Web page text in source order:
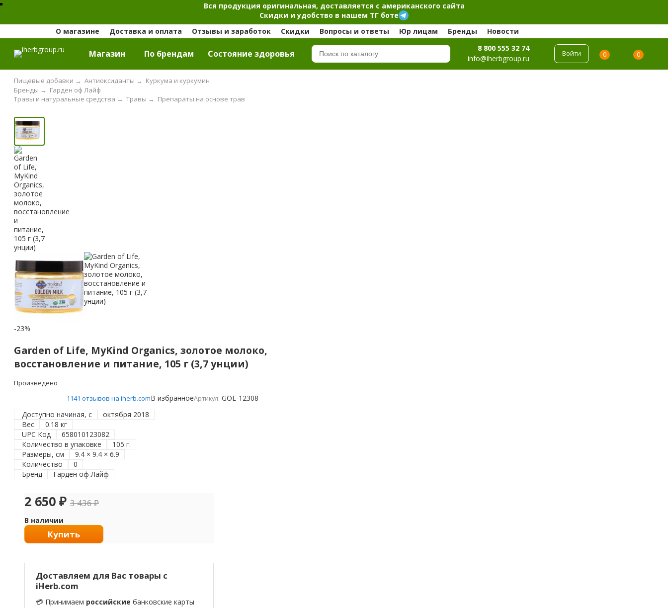
Вся продукция оригинальная, доставляется с американского сайта
Скидки и удобство в нашем ТГ боте
О магазине
Доставка и оплата Отзывы и заработок Скидки Вопросы и ответы Юр лицам Бренды Новости
Магазин По брендам Cостояние здоровья
8 800 555 32 74
info@iherbgroup.ru
Войти 0 0
Пищевые добавки → Антиоксиданты → Куркума и куркумин
Гарден оф Лайф
Бренды →
Препараты на основе трав
Травы →
Травы и натуральные средства →
-23%
Garden of Life, MyKind Organics, золотое молоко,
восстановление и питание, 105 г (3,7 унции)
Произведено
1141 отзывов на iherb.comВ избранноеАртикул: GOL-12308
Доступно начиная, с
октября 2018
Вес
0.18 кг
UPC Код
658010123082
Количество в упаковке
105 г.
Размеры, см
9.4 × 9.4 × 6.9
Количество
0
Бренд
Гарден оф Лайф
2 650 ₽ 3 436₽
В наличии
Купить
Доставляем для Вас товары с
iHerb.com
💳 Принимаем российские банковские карты